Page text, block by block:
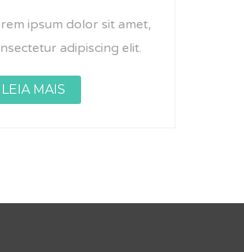
ipsum dolor sit amet,
adipiscing elit.
LEIA MAIS